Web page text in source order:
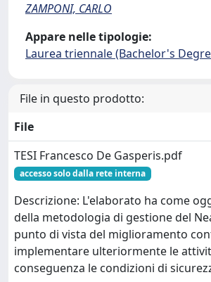
ZAMPONI, CARLO
Appare nelle tipologie:
Laurea triennale (Bachelor's
File in questo prodotto:
File
TESI Francesco De Gasperis.pdf
accesso solo dalla rete interna
Descrizione: L'elaborato ha come
della metodologia di gestione del
punto di vista del miglioramento
implementare ulteriormente le
conseguenza le condizioni di